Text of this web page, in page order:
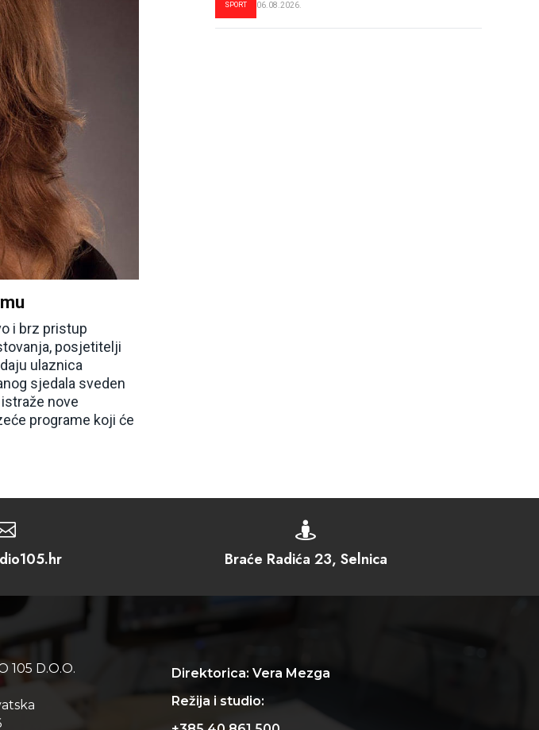
i brz pristup
posjetitelji
ulaznica
sjedala sveden
nove
programe koji će
SPORT 06.08.2026.

Braće Radića 23, Selnica
105 D.O.O.
Direktorica: Vera Mezga
Režija i studio: